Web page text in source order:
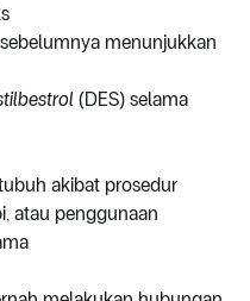
menunjukkan
(DES) selama
akibat prosedur
atau penggunaan